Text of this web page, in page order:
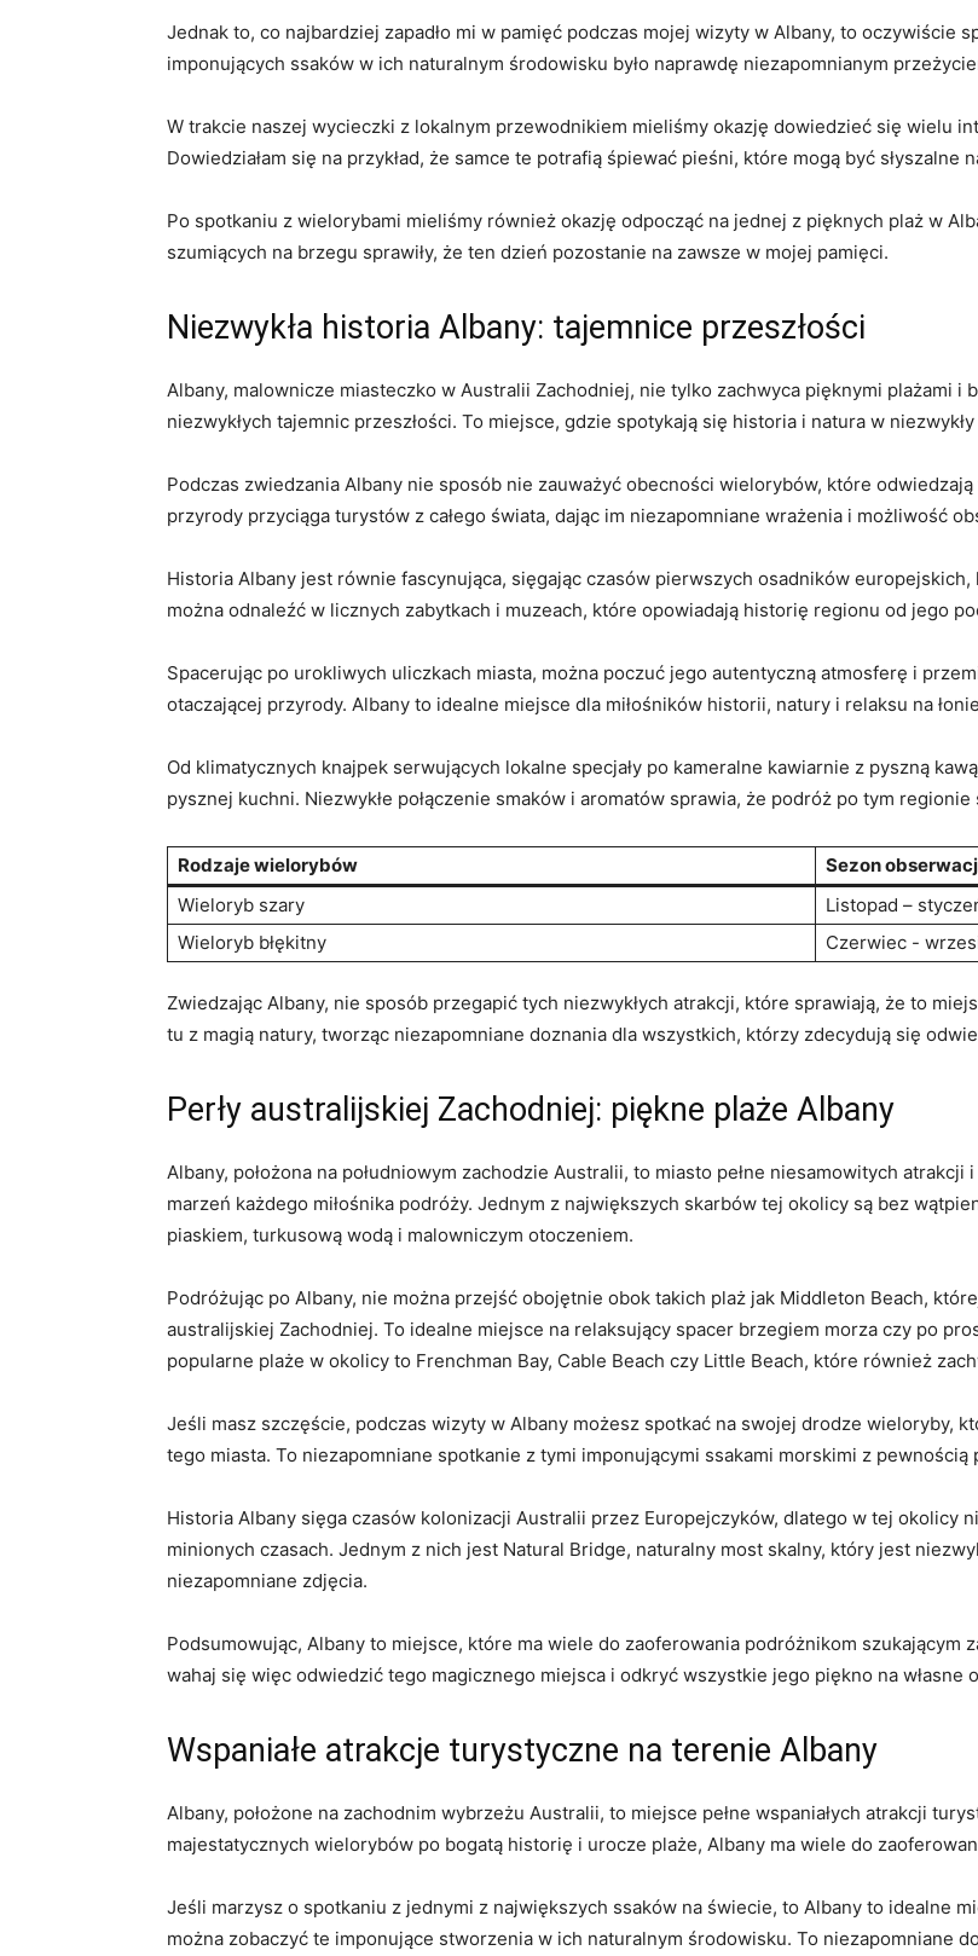
Jednak to, co ‍najbardziej ‍zapadło‍ mi w pamięć‌ podczas mojej ‍wizyty w Albany, to oczywiście
imponujących ssaków w ich naturalnym środowisku było naprawdę niezapomnianym
W trakcie⁢ naszej ⁢wycieczki z ⁤lokalnym przewodnikiem⁢ mieliśmy ‌okazję ⁣dowiedzieć ‍się ‌wielu
Dowiedziałam się na przykład, że samce ⁤te ⁢potrafią śpiewać pieśni, które mogą być słyszalne⁤
Po spotkaniu⁣ z wielorybami mieliśmy‍ również okazję odpocząć na⁤ jednej⁢ z pięknych plaż w
szumiących ⁤na brzegu sprawiły, że ten dzień ⁣pozostanie na⁢ zawsze ⁣w​ mojej ‌pamięci.
Niezwykła historia‌ Albany:⁤ tajemnice przeszłości
Albany, ​malownicze ⁣miasteczko w Australii Zachodniej, nie tylko zachwyca pięknymi‌ plażami i
niezwykłych tajemnic przeszłości. To‍ miejsce, ⁢gdzie spotykają się historia i⁢ natura w
Podczas zwiedzania ‍Albany nie sposób nie⁤ zauważyć obecności wielorybów,⁤ które
przyrody ​przyciąga turystów⁤ z całego świata, dając im⁢ niezapomniane wrażenia i możliwość
Historia Albany ⁤jest równie ⁢fascynująca, sięgając czasów pierwszych osadników
można​ odnaleźć​ w licznych zabytkach i muzeach, które​ opowiadają historię ‍regionu ⁢od ​jego
Spacerując po urokliwych uliczkach miasta, można poczuć jego autentyczną⁣ atmosferę i
otaczającej przyrody.⁣ Albany to ‌idealne ⁤miejsce​ dla⁢ miłośników⁣ historii, natury i ⁢relaksu na
Od‍ klimatycznych​ knajpek serwujących⁣ lokalne ⁣specjały po kameralne kawiarnie z pyszną
pysznej kuchni. ⁣Niezwykłe połączenie smaków i aromatów sprawia, że podróż po tym⁤
Rodzaje wielorybów
Sezon
Wieloryb szary
Listopad –
Wieloryb błękitny
Czerwiec -⁣
Zwiedzając Albany, nie sposób przegapić ​tych niezwykłych ‍atrakcji, ⁣które sprawiają, że⁣ to
tu z magią⁤ natury, ‌tworząc ⁢niezapomniane doznania dla wszystkich, ⁢którzy zdecydują się
Perły australijskiej Zachodniej: piękne plaże‌ Albany
Albany, położona na południowym zachodzie Australii, to miasto pełne ‌niesamowitych
marzeń każdego miłośnika podróży. Jednym‌ z największych ⁣skarbów tej⁤ okolicy są bez
piaskiem, turkusową wodą⁣ i‌ malowniczym ‌otoczeniem.
Podróżując ⁤po⁣ Albany, nie można przejść obojętnie obok takich plaż jak​ Middleton Beach,
australijskiej Zachodniej. To ⁤idealne miejsce ⁤na relaksujący spacer⁣ brzegiem‌ morza czy‌ po
popularne plaże‍ w okolicy to Frenchman Bay, Cable Beach czy Little ⁤Beach, ⁣które również​
Jeśli masz szczęście, podczas ⁢wizyty ⁤w Albany możesz spotkać na swojej drodze ‌wieloryby,
tego miasta. To niezapomniane spotkanie z ‍tymi ​imponującymi ssakami morskimi z pewnością
Historia Albany ‍sięga czasów kolonizacji Australii przez⁣ Europejczyków, dlatego ‌w ⁤tej okolicy
⁤minionych⁢ czasach. Jednym z nich jest Natural‌ Bridge,⁤ naturalny​ most‍ skalny, który ​jest
niezapomniane zdjęcia.
Podsumowując, Albany ‍to miejsce, które ma wiele do zaoferowania podróżnikom szukającym
‌wahaj się więc odwiedzić tego magicznego miejsca i ⁢odkryć wszystkie jego‌ piękno na‌ własne
Wspaniałe atrakcje turystyczne na ⁤terenie Albany
Albany, położone na zachodnim wybrzeżu Australii, to miejsce pełne wspaniałych atrakcji
majestatycznych‌ wielorybów ‌po ⁢bogatą ​historię ‍i urocze ⁢plaże, Albany ma wiele do
Jeśli marzysz o spotkaniu z ⁣jednymi z największych ssaków na świecie, to​ Albany to idealne
⁤można zobaczyć te ‍imponujące stworzenia w​ ich naturalnym środowisku. To niezapomniane